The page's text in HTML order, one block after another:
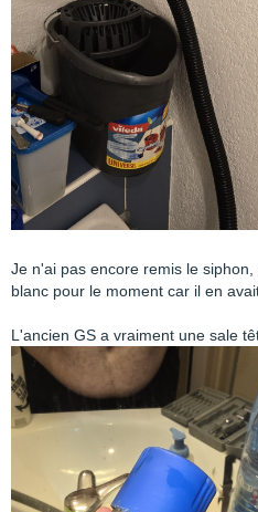
Je n'ai pas encore remis le
blanc pour le moment car il en
L'ancien GS a vraiment une sale